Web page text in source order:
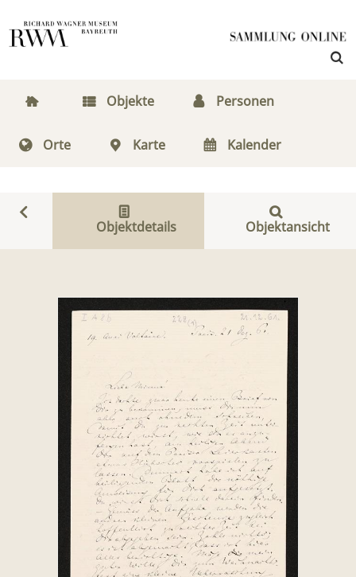
Objekte Personen
Orte Karte Kalender
Objektdetails Objektansicht